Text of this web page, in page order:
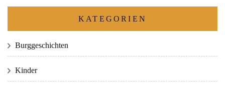
KATEGORIEN
Burggeschichten
Kinder